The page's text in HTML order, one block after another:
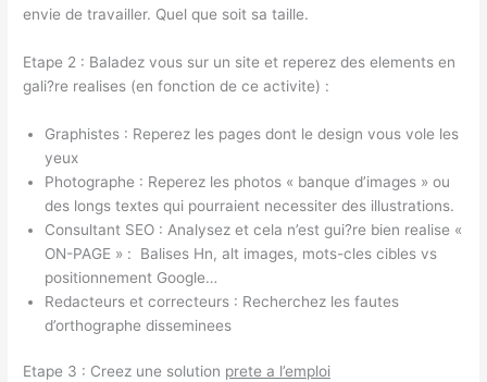
envie de travailler. Quel que soit sa taille.
Etape 2 : Baladez vous sur un site et reperez des elements en
gali?re realises (en fonction de ce activite) :
Graphistes : Reperez les pages dont le design vous vole les
yeux
Photographe : Reperez les photos « banque d’images » ou
des longs textes qui pourraient necessiter des illustrations.
Consultant SEO : Analysez et cela n’est gui?re bien realise «
ON-PAGE » :
Balises Hn, alt images, mots-cles cibles vs
positionnement Google…
Redacteurs et correcteurs : Recherchez les fautes
d’orthographe disseminees
Etape 3 : Creez une solution prete a l’emploi